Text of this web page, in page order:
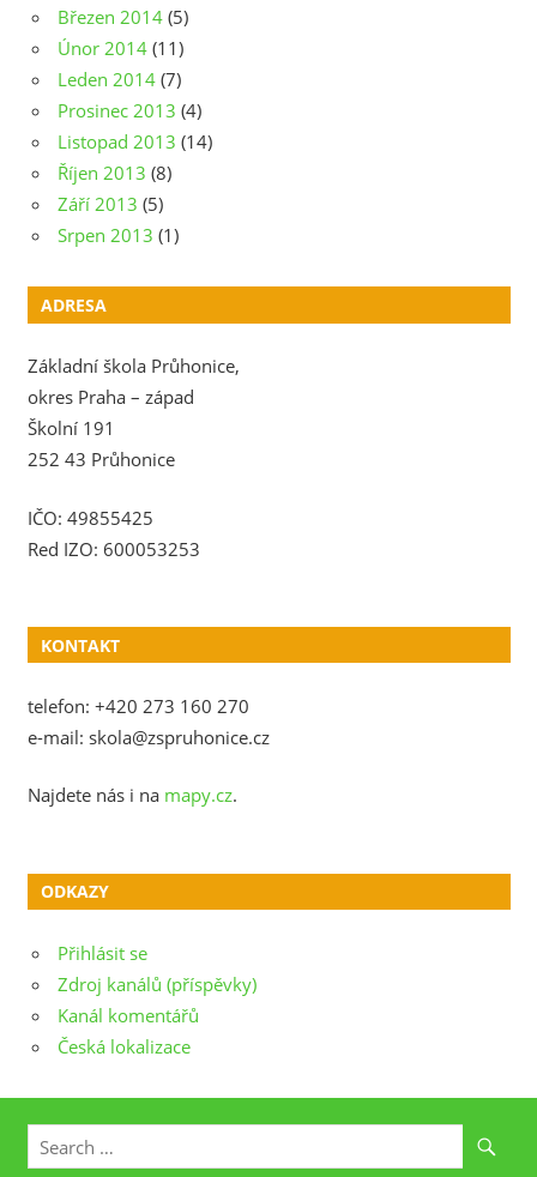
Březen 2014 (5)
Únor 2014 (11)
Leden 2014 (7)
Prosinec 2013 (4)
Listopad 2013 (14)
Říjen 2013 (8)
Září 2013 (5)
Srpen 2013 (1)
ADRESA
Základní škola Průhonice,
okres Praha – západ
Školní 191
252 43 Průhonice
IČO: 49855425
Red IZO: 600053253
KONTAKT
telefon: +420 273 160 270
e-mail: skola@zspruhonice.cz
Najdete nás i na mapy.cz.
ODKAZY
Přihlásit se
Zdroj kanálů (příspěvky)
Kanál komentářů
Česká lokalizace